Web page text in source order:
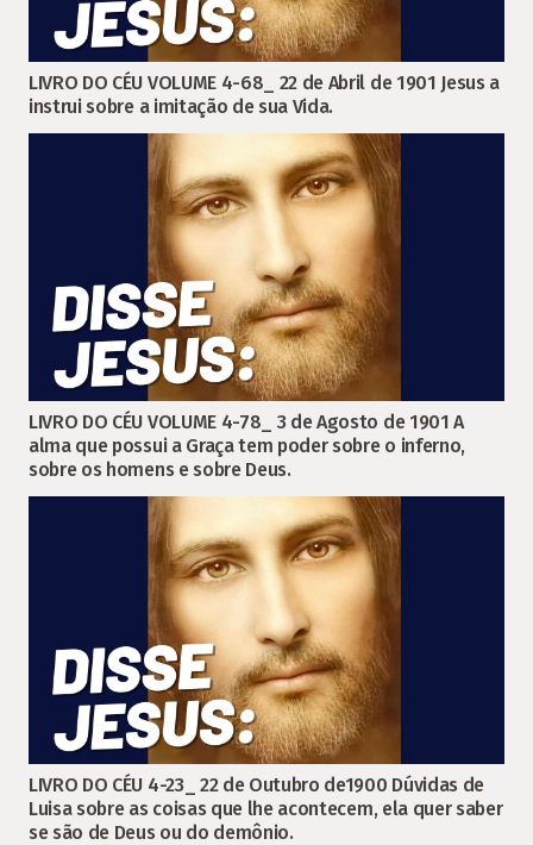
LIVRO DO CÉU VOLUME 4-68_ 22 de Abril de 1901 Jesus a
instrui sobre a imitação de sua Vida.
LIVRO DO CÉU VOLUME 4-78_ 3 de Agosto de 1901 A
alma que possui a Graça tem poder sobre o inferno,
sobre os homens e sobre Deus.
LIVRO DO CÉU 4-23_ 22 de Outubro de1900 Dúvidas de
Luisa sobre as coisas que lhe acontecem, ela quer saber
se são de Deus ou do demônio.